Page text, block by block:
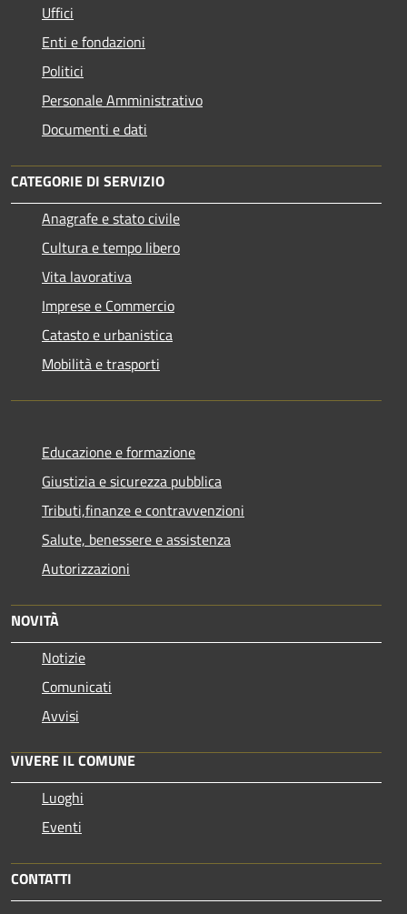
Uffici
Enti e fondazioni
Politici
Personale Amministrativo
Documenti e dati
CATEGORIE DI SERVIZIO
Anagrafe e stato civile
Cultura e tempo libero
Vita lavorativa
Imprese e Commercio
Catasto e urbanistica
Mobilità e trasporti
Educazione e formazione
Giustizia e sicurezza pubblica
Tributi,finanze e contravvenzioni
Salute, benessere e assistenza
Autorizzazioni
NOVITÀ
Notizie
Comunicati
Avvisi
VIVERE IL COMUNE
Luoghi
Eventi
CONTATTI